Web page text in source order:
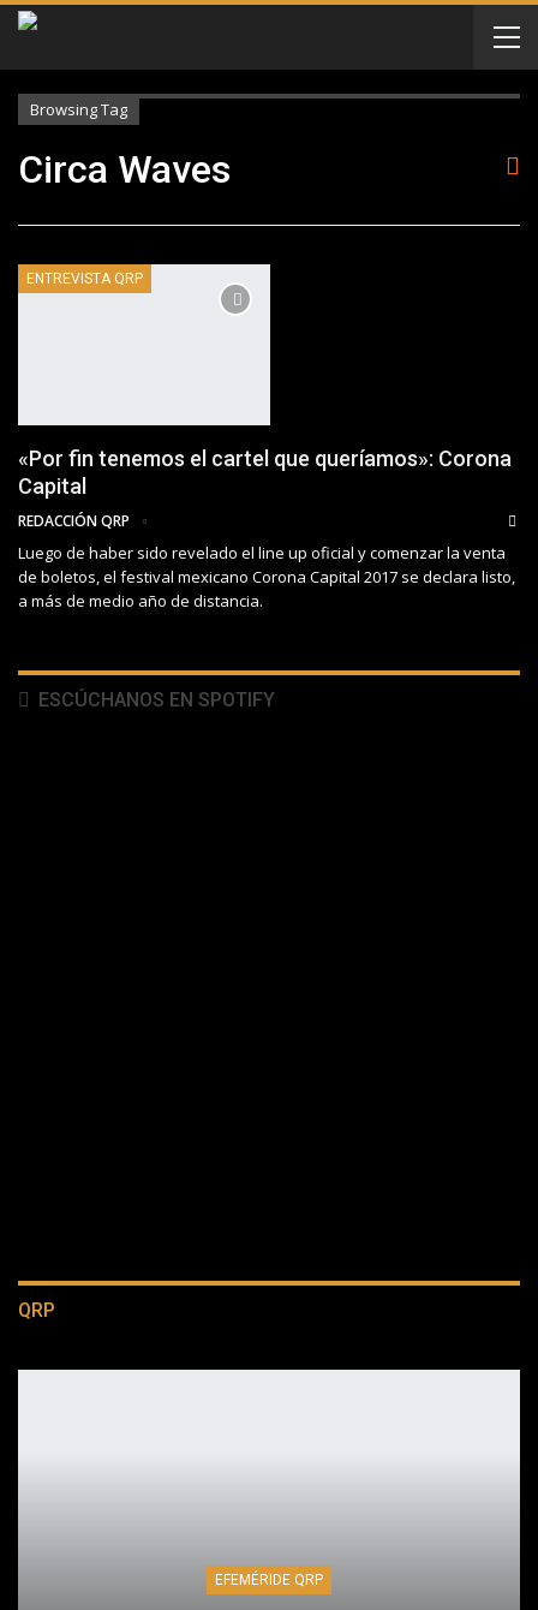
Browsing Tag
Circa Waves
ENTREVISTA QRP
«Por fin tenemos el cartel que queríamos»: Corona
Capital
REDACCIÓN QRP
Luego de haber sido revelado el line up oficial y comenzar la venta
de boletos, el festival mexicano Corona Capital 2017 se declara listo,
a más de medio año de distancia.
ESCÚCHANOS EN SPOTIFY
QRP
EFEMÉRIDE QRP